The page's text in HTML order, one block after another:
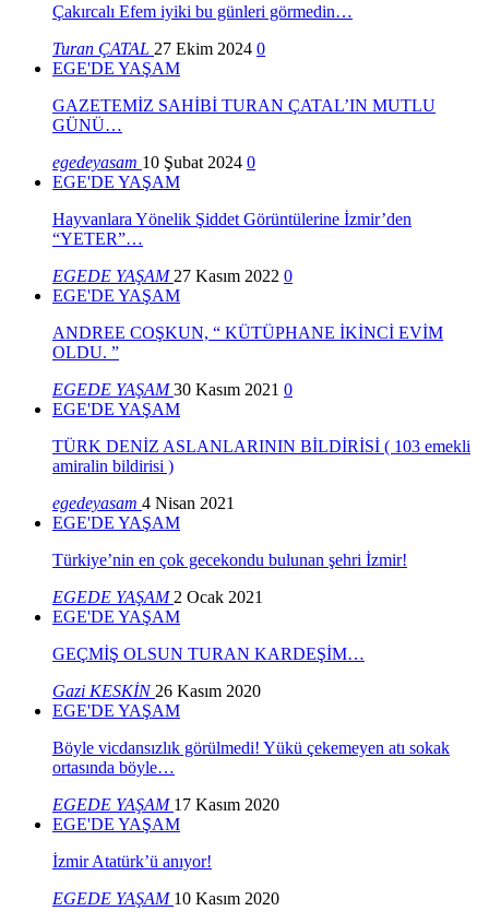
Çakırcalı Efem iyiki bu günleri görmedin…
Turan ÇATAL 27 Ekim 2024 0
EGE'DE YAŞAM
GAZETEMİZ SAHİBİ TURAN ÇATAL’IN MUTLU
GÜNÜ…
egedeyasam 10 Şubat 2024 0
EGE'DE YAŞAM
Hayvanlara Yönelik Şiddet Görüntülerine İzmir’den
“YETER”…
EGEDE YAŞAM 27 Kasım 2022 0
EGE'DE YAŞAM
ANDREE COŞKUN, “ KÜTÜPHANE İKİNCİ EVİM
OLDU. ”
EGEDE YAŞAM30 Kasım 2021 0
EGE'DE YAŞAM
TÜRK DENİZ ASLANLARININ BİLDİRİSİ ( 103 emekli
amiralin bildirisi )
egedeyasam 4 Nisan 2021
EGE'DE YAŞAM
Türkiye’nin en çok gecekondu bulunan şehri İzmir!
EGEDE YAŞAM 2 Ocak 2021
EGE'DE YAŞAM
GEÇMİŞ OLSUN TURAN KARDEŞİM…
Gazi KESKİN 26 Kasım 2020
EGE'DE YAŞAM
Böyle vicdansızlık görülmedi! Yükü çekemeyen atı sokak
ortasında böyle…
EGEDE YAŞAM 17 Kasım 2020
EGE'DE YAŞAM
İzmir Atatürk’ü anıyor!
EGEDE YAŞAM 10 Kasım 2020